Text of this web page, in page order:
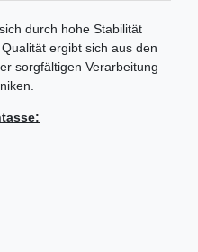
durch hohe Stabilität
ergibt sich aus den
sorgfältigen Verarbeitung